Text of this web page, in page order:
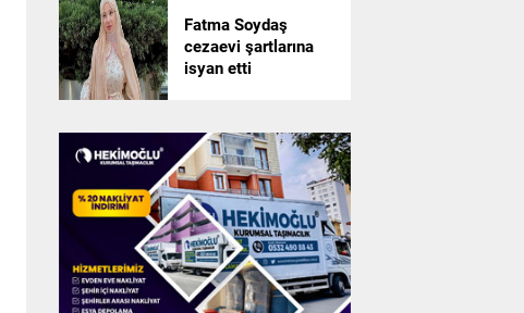
Fatma Soydaş
cezaevi şartlarına
isyan etti